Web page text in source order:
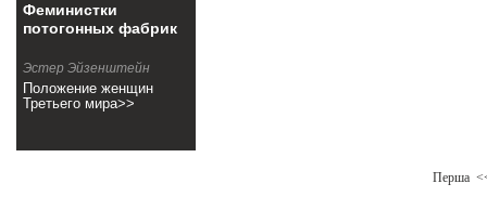
Феминиcтки
потогонных фабрик
Эстер Эйзенштейн
Положение женщин
Третьего мира>>
Перша